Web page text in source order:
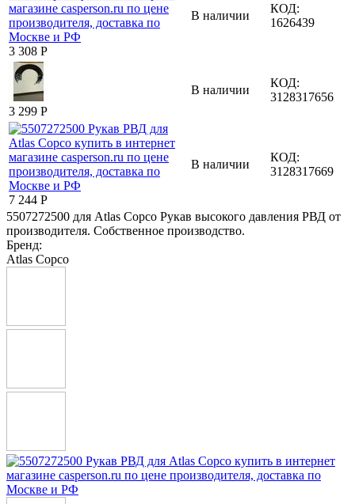
3 308 Р
В наличии
КОД:
1626439
3 299 Р
В наличии
КОД:
3128317656
7 244 Р
В наличии
КОД:
3128317669
5507272500 для Atlas Copco Рукав высокого давления РВД от
производителя. Собственное производство.
Бренд:
Atlas Copco